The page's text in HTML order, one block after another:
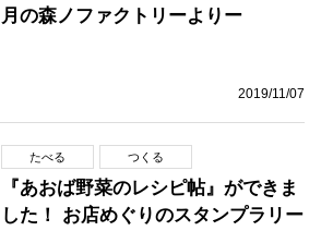
月の森ノファクトリーよりー
2019/11/07
たべる つくる
『あおば野菜のレシピ帖』ができま
した！ お店めぐりのスタンプラリー